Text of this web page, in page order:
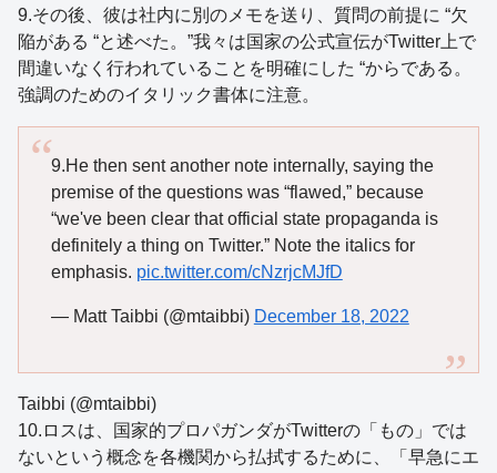
9.その後、彼は社内に別のメモを送り、質問の前提に “欠
陥がある “と述べた。”我々は国家の公式宣伝がTwitter上で
間違いなく行われていることを明確にした “からである。
強調のためのイタリック書体に注意。
9.He then sent another note internally, saying the
premise of the questions was “flawed,” because
“we've been clear that official state propaganda is
definitely a thing on Twitter.” Note the italics for
emphasis. pic.twitter.com/cNzrjcMJfD
— Matt Taibbi (@mtaibbi) December 18, 2022
Taibbi (@mtaibbi)
10.ロスは、国家的プロパガンダがTwitterの「もの」では
ないという概念を各機関から払拭するために、「早急にエ